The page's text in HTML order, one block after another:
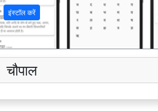
इंस्टॉल करें
चौपाल